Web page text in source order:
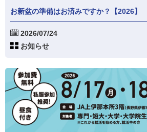
お新盆の準備はお済みですか？【2026】
2026/07/24
お知らせ